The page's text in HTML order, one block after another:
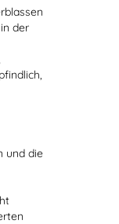
der
und die